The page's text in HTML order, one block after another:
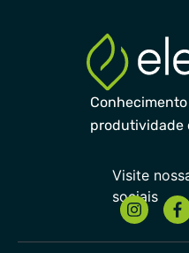
produtividade